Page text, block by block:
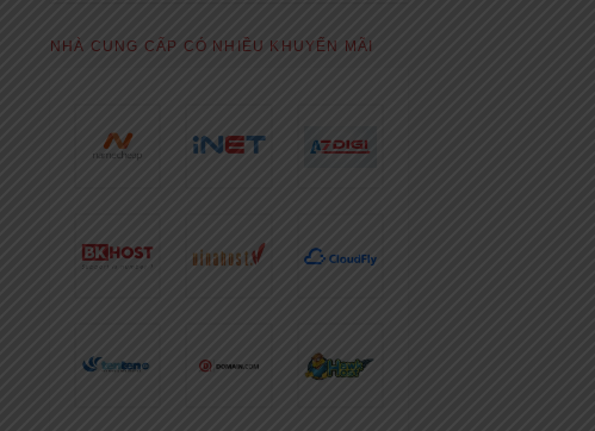
NHÀ CUNG CẤP CÓ NHIỀU KHUYẾN MÃI